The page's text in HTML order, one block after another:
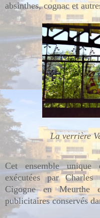
absinthes, cognac et
La verrière
Cet ensemble unique
exécutées par
Cigogne en Meurthe
publicitaires conservés